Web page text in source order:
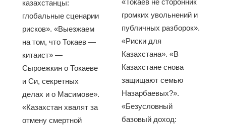
казахстанцы:
глобальные сценарии
рисков». «Выезжаем
на том, что Токаев —
китаист» —
Сыроежкин о Токаеве
и Си, секретных
делах и о Масимове».
«Казахстан хвалят за
отмену смертной
громких увольнений и
публичных разборок».
«Риски для
Казахстана». «В
Казахстане снова
защищают семью
Назарбаевых?».
«Безусловный
базовый доход: